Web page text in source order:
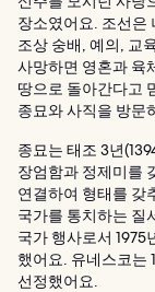
장소였어요. 조선은
조상 숭배, 예의, 교
사망하면 영혼과 육
땅으로 돌아간다고
종묘와 사직을 방문
종묘는 태조 3년
장엄함과 정제미를
연결하여 형태를 갖
국가를 통치하는 질
국가 행사로서
했어요. 유네스코는
선정했어요.